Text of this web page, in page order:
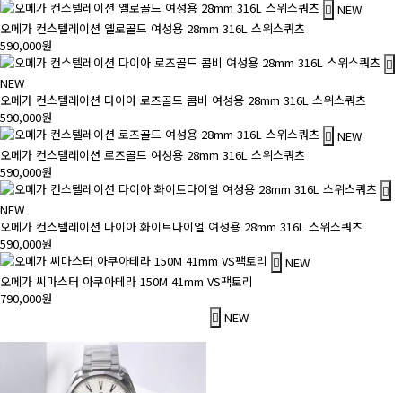
NEW
오메가 컨스텔레이션 옐로골드 여성용 28mm 316L 스위스쿼츠
590,000원
NEW
오메가 컨스텔레이션 다이아 로즈골드 콤비 여성용 28mm 316L 스위스쿼츠
590,000원
NEW
오메가 컨스텔레이션 로즈골드 여성용 28mm 316L 스위스쿼츠
590,000원
NEW
오메가 컨스텔레이션 다이아 화이트다이얼 여성용 28mm 316L 스위스쿼츠
590,000원
NEW
오메가 씨마스터 아쿠아테라 150M 41mm VS팩토리
790,000원
NEW